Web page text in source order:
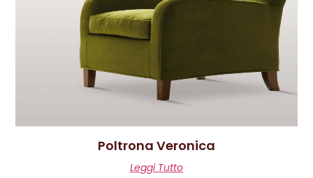
Poltrona Veronica
Leggi Tutto